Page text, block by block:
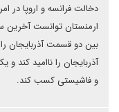
دخالت فرانسه و اروپا در
ارمنستان توانست آخرین
بین دو قسمت آذربایجان
آذربایجان را ناامید کند
و فاشیستی کسب کند.